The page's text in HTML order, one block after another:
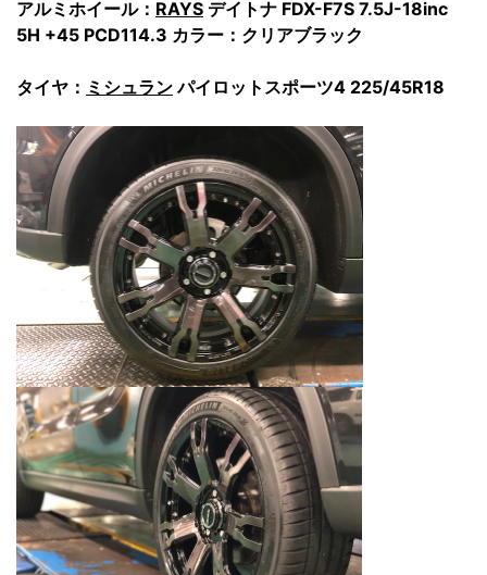
アルミホイール： RAYS デイトナ FDX-F7S 7.5J-18inc
5H +45 PCD114.3 カラー：クリアブラック
タイヤ： ミシュランパイロットスポーツ4 225/45R18